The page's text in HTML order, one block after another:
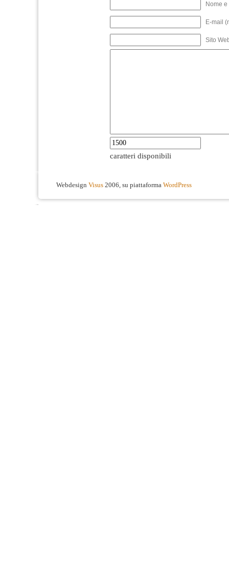
Nome
E-mail
Sito
caratteri disponibili
Webdesign Visus 2006, su piattaforma WordPress